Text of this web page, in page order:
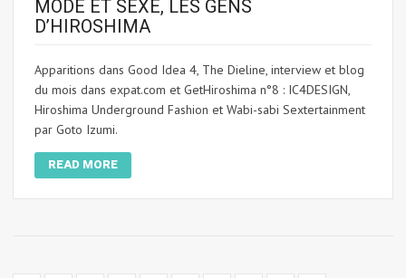
MODE ET SEXE, LES GENS
D’HIROSHIMA
Apparitions dans Good Idea 4, The Dieline, interview et blog
du mois dans expat.com et GetHiroshima n°8 : IC4DESIGN,
Hiroshima Underground Fashion et Wabi-sabi Sextertainment
par Goto Izumi.
READ MORE